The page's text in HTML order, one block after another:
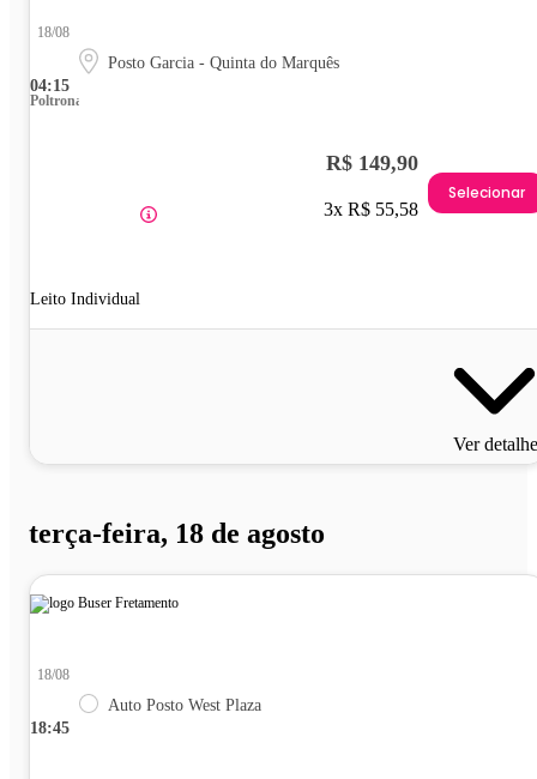
04:15
18/08
Posto Garcia - Quinta do Marquês
Poltrona
Leito Individual
R$ 149,90
3x R$ 55,58
Selecionar
Ver
terça-feira, 18 de agosto
18:45
18/08
Auto Posto West Plaza